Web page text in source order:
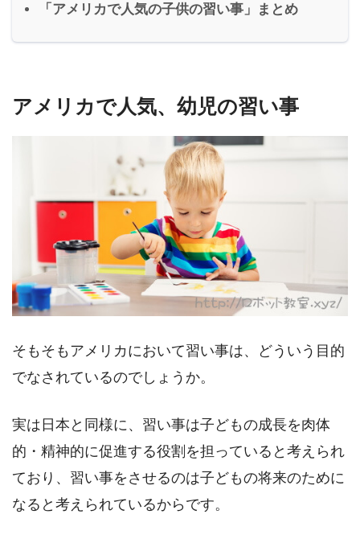
「アメリカで人気の子供の習い事」まとめ
アメリカで人気、幼児の習い事
そもそもアメリカにおいて習い事は、どういう目的
でなされているのでしょうか。
実は日本と同様に、習い事は子どもの成長を肉体
的・精神的に促進する役割を担っていると考えられ
ており、習い事をさせるのは子どもの将来のために
なると考えられているからです。